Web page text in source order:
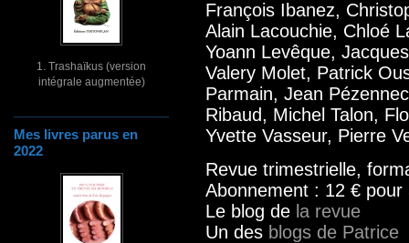
1. Trashaïkus (version
intégrale augmentée)
Mes livres parus en
2022
François Ibanez,
Alain Lacouchie, Chloé
Yoann Levêque,
Valery Molet, Patrick
Parmain, Jean
Ribaud, Michel Talon,
Yvette Vasseur, Pierre
Revue trimestrielle,
Abonnement : 12 € pour
Le blog de la revue
Un des blogs de Patrice